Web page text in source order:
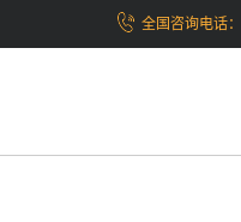
全国咨询电话：